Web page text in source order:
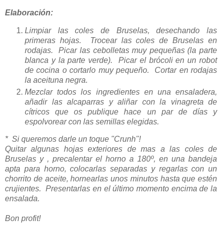
Elaboración:
Limpiar las coles de Bruselas, desechando las
primeras hojas. Trocear las coles de Bruselas en
rodajas. Picar las cebolletas muy pequeñas (la parte
blanca y la parte verde). Picar el brócoli en un robot
de cocina o cortarlo muy pequeño. Cortar en rodajas
la aceituna negra.
Mezclar todos los ingredientes en una ensaladera,
añadir las alcaparras y aliñar con la vinagreta de
cítricos que os publique hace un par de días y
espolvorear con las semillas elegidas.
* Si queremos darle un toque "Crunh"!
Quitar algunas hojas exteriores de mas a las coles de
Bruselas y , precalentar el horno a 180º, en una bandeja
apta para horno, colocarlas separadas y regarlas con un
chorrito de aceite, hornearlas unos minutos hasta que estén
crujientes. Presentarlas en el último momento encima de la
ensalada.
Bon profit!